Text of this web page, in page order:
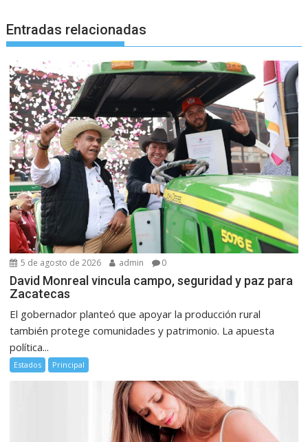
Entradas relacionadas
5 de agosto de 2026 admin 0
David Monreal vincula campo, seguridad y paz para
Zacatecas
El gobernador planteó que apoyar la producción rural
también protege comunidades y patrimonio. La apuesta
política...
Estados Principal